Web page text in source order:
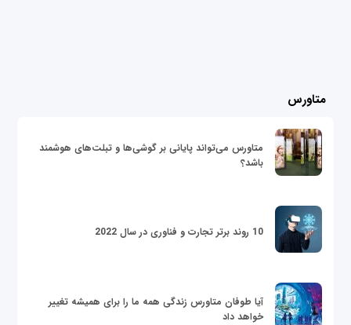
متاورس
متاورس می‌تواند پایانی بر گوشی‌ها و تبلت‌های هوشمند
باشد؟
10 روند برتر تجارت و فناوری در سال 2022
آیا طوفان متاورس زندگی همه ما را برای همیشه تغییر
خواهد داد